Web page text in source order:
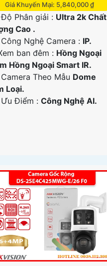
Giá Khuyến Mại: 5,840,000 ₫
Phân giải : Ultra 2k Chất
Cao .
Nghệ Camera : IP.
ban đêm : Hồng Ngoại
Hồng Ngoại Smart IR.
Theo Mẫu Dome
Loại.
Điểm : Công Nghệ AI.